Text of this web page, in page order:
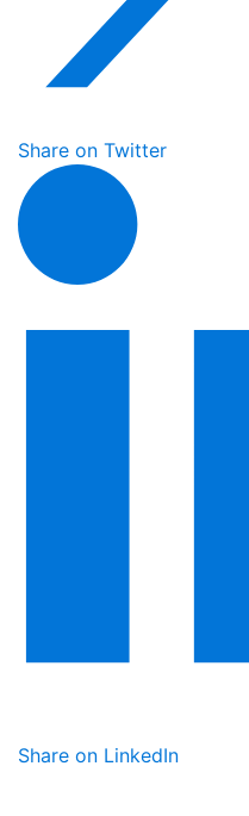
Share on Twitter
Share on LinkedIn